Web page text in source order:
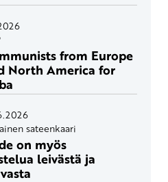
from Europe
North America for
sateenkaari
on myös
leivästä ja